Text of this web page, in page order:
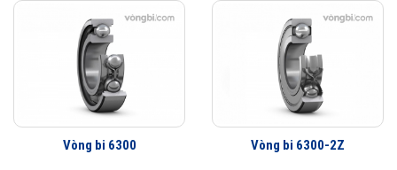
Vòng bi 6300 Vòng bi 6300-2Z